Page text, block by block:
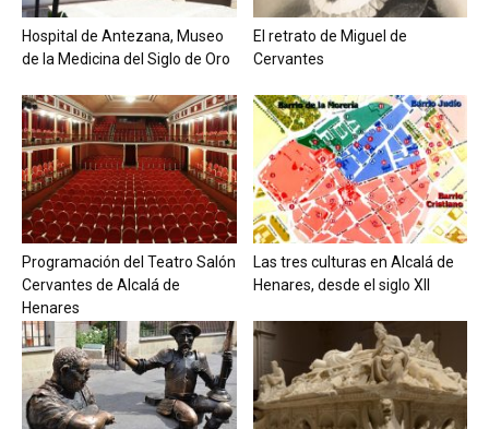
Hospital de Antezana, Museo
de la Medicina del Siglo de Oro
El retrato de Miguel de
Cervantes
Programación del Teatro Salón
Cervantes de Alcalá de
Henares
Las tres culturas en Alcalá de
Henares, desde el siglo XII